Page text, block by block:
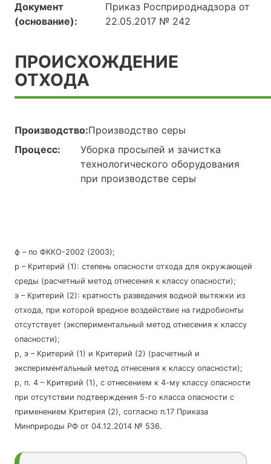
Документ
(основание):
Приказ Росприроднадзора от
22.05.2017 № 242
ПРОИСХОЖДЕНИЕ
ОТХОДА
Производство:Производство серы
Процесс:
Уборка просыпей и зачистка
технологического оборудования
при производстве серы
ф – по ФККО-2002 (2003);
р – Критерий (1): степень опасности отхода для окружающей
среды (расчетный метод отнесения к классу опасности);
э – Критерий (2): кратность разведения водной вытяжки из
отхода, при которой вредное воздействие на гидробионты
отсутствует (экспериментальный метод отнесения к классу
опасности);
р, э – Критерий (1) и Критерий (2) (расчетный и
экспериментальный метод отнесения к классу опасности);
р, п. 4 – Критерий (1), с отнесением к 4-му классу опасности
при отсутствии подтверждения 5-го класса опасности с
применением Критерия (2), согласно п.17 Приказа
Минприроды РФ от 04.12.2014 № 536.